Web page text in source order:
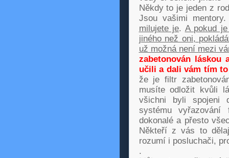
Někdy to je jeden z
Jsou vašimi
milujete je. A pokud
jiného než oni,
už možná není mezi
zabetonován láskou
učili a dali vám tím
že je filtr
musíte odložit kvůli
všichni byli spojeni
systému
dokonalé a přesto
Někteří z vás to
rozumí i posluchači,
.